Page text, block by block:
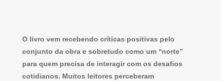
O livro vem recebendo críticas positivas pelo
conjunto da obra e sobretudo como um “norte”
para quem precisa de interagir com os desafios
cotidianos. Muitos leitores perceberam